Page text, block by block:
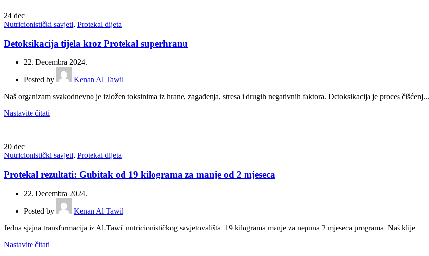
24 dec
Nutricionistički savjeti, Protekal dijeta
Detoksikacija tijela kroz Protekal superhranu
22. Decembra 2024.
Posted by
Kenan Al Tawil
Naš organizam svakodnevno je izložen toksinima iz hrane, zagađenja, stresa i drugih negativnih faktora. Detoksikacija je proces čišćenj...
Nastavite čitati
20 dec
Nutricionistički savjeti, Protekal dijeta
Protekal rezultati: Gubitak od 19 kilograma za manje od 2 mjeseca
22. Decembra 2024.
Posted by
Kenan Al Tawil
Jedna sjajna transformacija iz Al-Tawil nutricionističkog savjetovališta. 19 kilograma manje za nepuna 2 mjeseca programa. Naš klije...
Nastavite čitati